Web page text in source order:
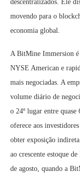
descentralizados. Ele
movendo para o
economia global.
A BitMine Immersion é
NYSE American e
mais negociadas. A
volume diário de
o 24º lugar entre
oferece aos
obter exposição
ao crescente estoque
de agosto, quando a